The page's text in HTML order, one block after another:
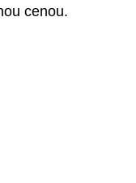
cenou.